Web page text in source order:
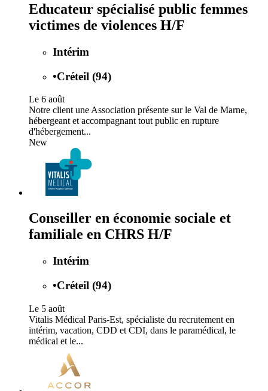
Educateur spécialisé public femmes
victimes de violences H/F
Intérim
•Créteil (94)
Le 6 août
Notre client une Association présente sur le Val de Marne,
hébergeant et accompagnant tout public en rupture
d'hébergement...
New
Conseiller en économie sociale et
familiale en CHRS H/F
Intérim
•Créteil (94)
Le 5 août
Vitalis Médical Paris-Est, spécialiste du recrutement en
intérim, vacation, CDD et CDI, dans le paramédical, le
médical et le...